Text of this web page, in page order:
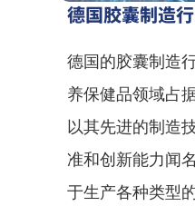
德国胶囊制造
德国的胶囊制造
养保健品领域占
以其先进的制造
准和创新能力闻
于生产各种类型